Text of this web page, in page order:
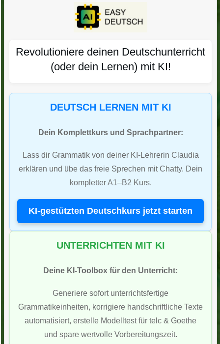
Revolutioniere deinen Deutschunterricht
(oder dein Lernen) mit KI!
DEUTSCH LERNEN MIT KI
Dein Komplettkurs und Sprachpartner:
Lass dir Grammatik von deiner KI-Lehrerin Claudia
erklären und übe das freie Sprechen mit Chatty. Dein
kompletter A1–B2 Kurs.
KI-gestützten Deutschkurs jetzt starten
UNTERRICHTEN MIT KI
Deine KI-Toolbox für den Unterricht:
Generiere sofort unterrichtsfertige
Grammatikeinheiten, korrigiere handschriftliche Texte
automatisiert, erstelle Modelltest für telc & Goethe
und spare wertvolle Vorbereitungszeit.